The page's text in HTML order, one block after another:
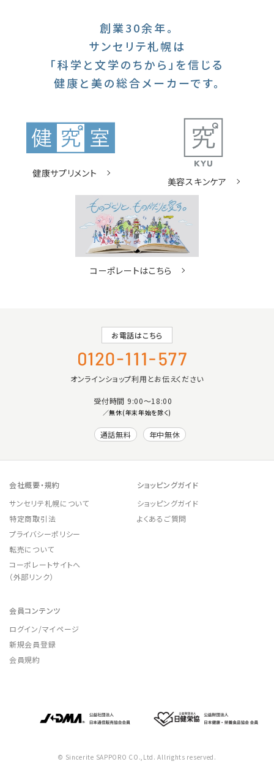
創業30余年。
サンセリテ札幌は
「科学と文学のちから」を信じる
健康と美の総合メーカーです。
健康サプリメント
美容スキンケア
コーポレートはこちら
お電話はこちら
オンラインショップ利用とお伝えください
受付時間 9:00〜18:00
／無休(年末年始を除く)
通話無料 年中無休
会社概要・規約
サンセリテ札幌について
特定商取引法
プライバシーポリシー
転売について
コーポレートサイトへ
（外部リンク）
ショッピングガイド
ショッピングガイド
よくあるご質問
会員コンテンツ
ログイン/マイページ
新規会員登録
会員規約
©️ Sincerite SAPPORO CO.,Ltd. Allrights reserved.